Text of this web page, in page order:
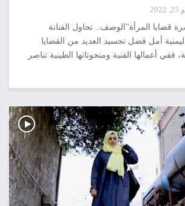
قضايا المرأة"الوصف.. تحاول الفنانة
اليمنية أمل فضل تجسيد العديد من القضايا
ففي أعمالها الفنية ومنحوتاتها الطينية تناصر